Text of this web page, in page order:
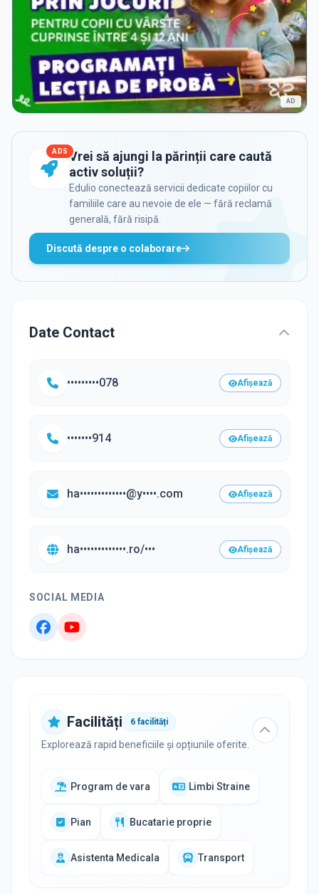
AD
ADS Vrei să ajungi la părinții care caută
activ soluții?
Edulio conectează servicii dedicate copiilor cu
familiile care au nevoie de ele — fără reclamă
generală, fără risipă.
Discută despre o colaborare
Date Contact
•••••••••078 Afișează
•••••••914 Afișează
ha•••••••••••••@y••••.com Afișează
ha•••••••••••••.ro/••• Afișează
SOCIAL MEDIA
Facilități 6 facilități
Explorează rapid beneficiile și opțiunile oferite.
Program de vara Limbi Straine
Pian Bucatarie proprie
Asistenta Medicala Transport